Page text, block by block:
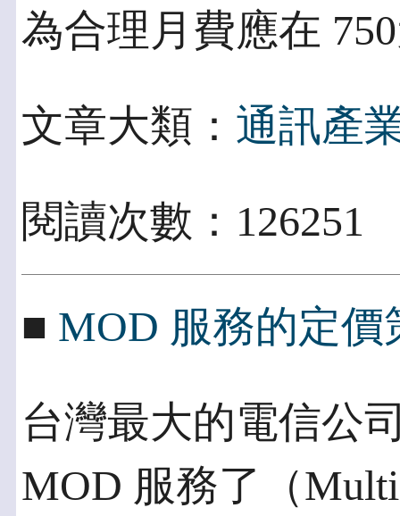
為合理月費應在
文章大類： 通訊產
閱讀次數：
■ MOD 服務的定價
台灣最大的電信公
MOD 服務了（